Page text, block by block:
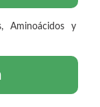
Aminoácidos y